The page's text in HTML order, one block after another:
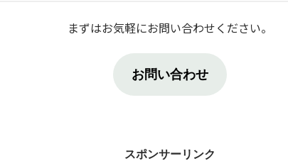
まずはお気軽にお問い合わせください。
お問い合わせ
スポンサーリンク